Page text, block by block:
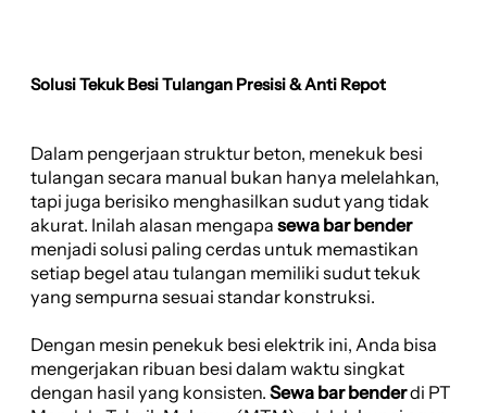
Solusi Tekuk Besi Tulangan Presisi & Anti Repot
Dalam pengerjaan struktur beton, menekuk besi
tulangan secara manual bukan hanya melelahkan,
tapi juga berisiko menghasilkan sudut yang tidak
akurat. Inilah alasan mengapa sewa bar bender
menjadi solusi paling cerdas untuk memastikan
setiap begel atau tulangan memiliki sudut tekuk
yang sempurna sesuai standar konstruksi.
Dengan mesin penekuk besi elektrik ini, Anda bisa
mengerjakan ribuan besi dalam waktu singkat
dengan hasil yang konsisten. Sewa bar benderdi PT